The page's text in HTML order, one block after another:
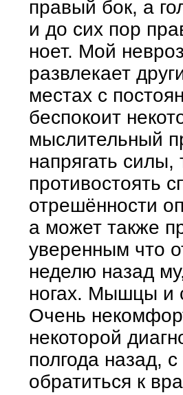
правый бок, а
и до сих пор
ноет. Мой
развлекает
местах с
беспокоит
мыслительный
напрягать
противостоять
отрешённости
а может также
уверенным что
неделю назад
ногах. Мышцы и
Очень
некоторой
полгода назад,
обратиться к